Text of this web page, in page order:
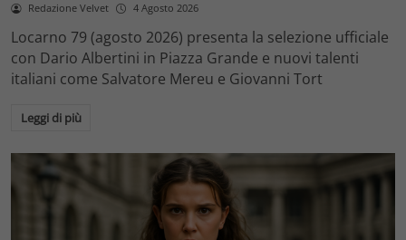
Redazione Velvet 4 Agosto 2026
Locarno 79 (agosto 2026) presenta la selezione ufficiale
con Dario Albertini in Piazza Grande e nuovi talenti
italiani come Salvatore Mereu e Giovanni Tort
Leggi di più